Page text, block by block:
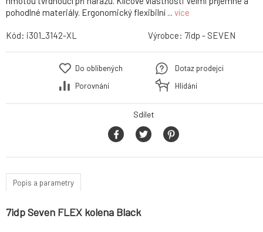
pohodlné materiály. Ergonomický flexibilní ... více
Kód: i301_3142-XL Výrobce: 7idp - SEVEN
Do oblíbených
Porovnání
Dotaz prodejci
Hlídání
Sdílet
Popis a parametry
7idp Seven FLEX kolena Black